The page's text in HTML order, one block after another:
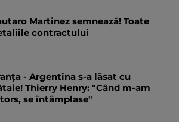
Martinez semnează! Toate
contractului
- Argentina s-a lăsat cu
Thierry Henry: "Când m-am
se întâmplase"